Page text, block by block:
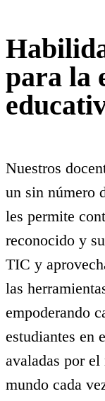
para la
Nuestros
un sin número
les permite
reconocido y
TIC y
las
empoderando
estudiantes en
avaladas por
mundo cada